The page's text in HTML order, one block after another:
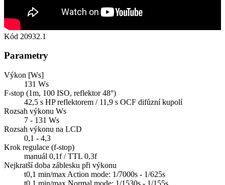
Kód 20932.1
Parametry
Výkon [Ws]
131 Ws
F-stop (1m, 100 ISO, reflektor 48°)
42,5 s HP reflektorem / 11,9 s OCF difůzní kupolí
Rozsah výkonu Ws
7 - 131 Ws
Rozsah výkonu na LCD
0,1 - 4,3
Krok regulace (f-stop)
manuál 0,1f / TTL 0,3f
Nejkratší doba záblesku při výkonu
t0,1 min/max Action mode: 1/7000s - 1/625s